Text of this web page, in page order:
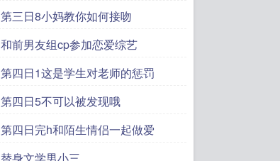
第三日8小妈教你如何接吻
和前男友组cp参加恋爱综艺
第四日1这是学生对老师的惩罚
第四日5不可以被发现哦
第四日完h和陌生情侣一起做爱